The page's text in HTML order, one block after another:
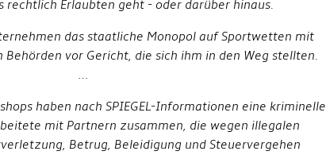
rechtlich Erlaubten geht - oder darüber hinaus.
das staatliche Monopol auf Sportwetten mit
Behörden vor Gericht, die sich ihm in den Weg stellten.
…
haben nach SPIEGEL-Informationen eine kriminelle
mit Partnern zusammen, die wegen illegalen
Betrug, Beleidigung und Steuervergehen